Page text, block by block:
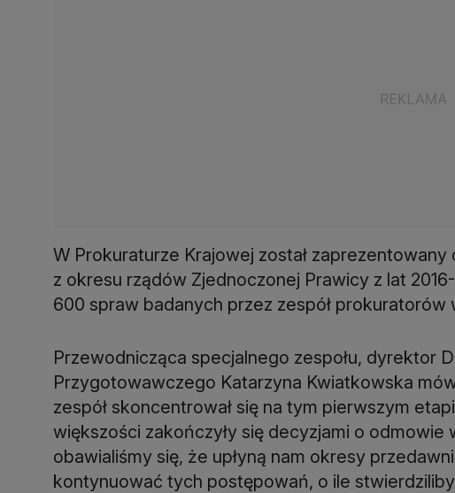
W Prokuraturze Krajowej został
z okresu rządów Zjednoczonej Prawicy z lat
600 spraw badanych przez zespół prokuratorów
Przewodnicząca specjalnego zespołu, dyrektor
Przygotowawczego Katarzyna Kwiatkowska
zespół skoncentrował się na tym pierwszym
większości zakończyły się decyzjami o
obawialiśmy się, że upłyną nam okresy
kontynuować tych postępowań, o ile